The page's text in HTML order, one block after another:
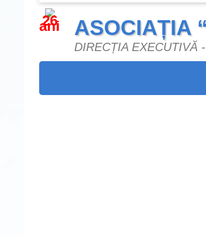
26
ani ASOCIAȚIA
DIRECȚIA EXECUTIVĂ